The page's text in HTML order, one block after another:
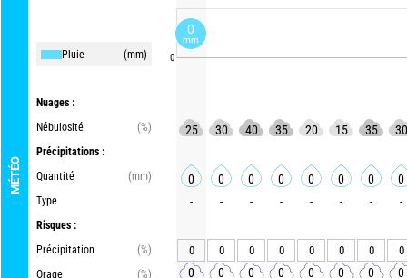
MÉTÉO
Pluie (mm)
Nuages :
Nébulosité
(%)
Précipitations :
Quantité
(mm)
Type
Risques :
Précipitation
(%)
Orage
(%)
0
25 30 40 35 20 15 35 30
0 0 0 0 0 0 0 0
- - - - - - - -
0 0 0 0 0 0 0 0
0 0 0 0 0 0 0 0
0
mm